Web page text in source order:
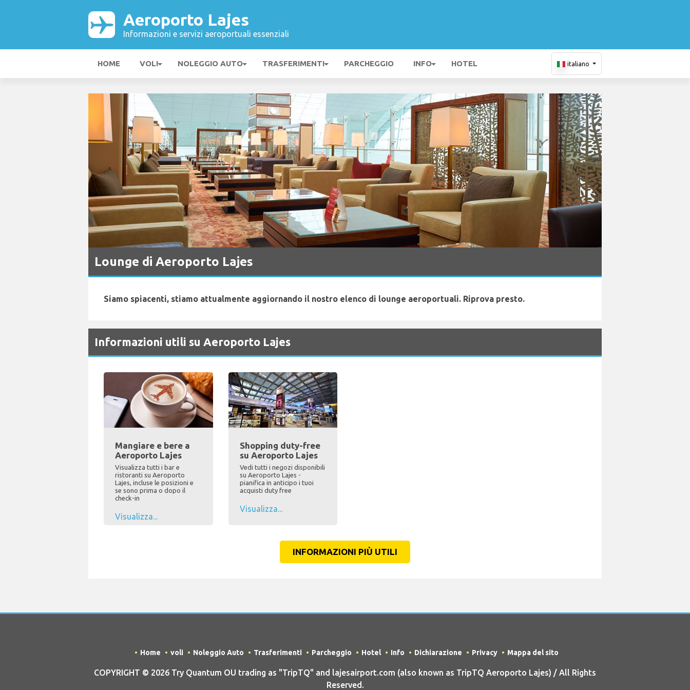
Aeroporto Lajes
Informazioni e servizi aeroportuali essenziali
HOME VOLI NOLEGGIO AUTO TRASFERIMENTI PARCHEGGIO INFO HOTEL italiano
Lounge di Aeroporto Lajes
Siamo spiacenti, stiamo attualmente aggiornando il nostro elenco di lounge aeroportuali. Riprova presto.
Informazioni utili su Aeroporto Lajes
Mangiare e bere a
Aeroporto Lajes
Visualizza tutti i bar e
ristoranti su Aeroporto
Lajes, incluse le posizioni e
se sono prima o dopo il
check-in
Visualizza...
Shopping duty-free
su Aeroporto Lajes
Vedi tutti i negozi disponibili
su Aeroporto Lajes -
pianifica in anticipo i tuoi
acquisti duty free
Visualizza...
INFORMAZIONI PIÙ UTILI
Home voli Noleggio Auto Trasferimenti Parcheggio Hotel Info Dichiarazione Privacy Mappa del sito
COPYRIGHT © 2026 Try Quantum OU trading as "TripTQ" and lajesairport.com (also known as TripTQ Aeroporto Lajes) / All Rights
Reserved.